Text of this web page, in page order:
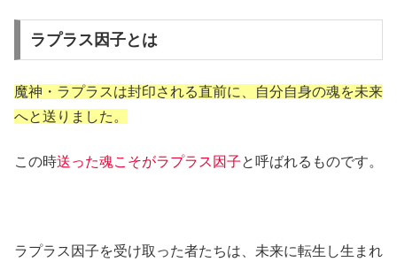
ラプラス因子とは
魔神・ラプラスは封印される直前に、自分自身の魂を未来
へと送りました。
この時送った魂こそがラプラス因子と呼ばれるものです。
ラプラス因子を受け取った者たちは、未来に転生し生まれ